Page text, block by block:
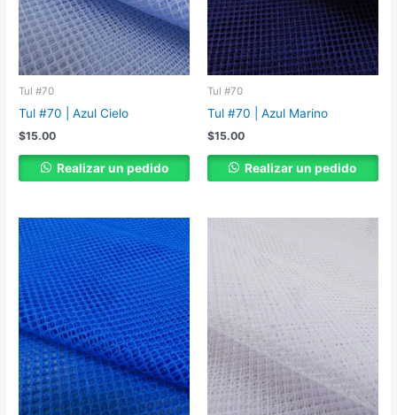
Tul #70
Tul #70 | Azul Cielo
$15.00
Realizar un pedido
Tul #70
Tul #70 | Azul Marino
$15.00
Realizar un pedido